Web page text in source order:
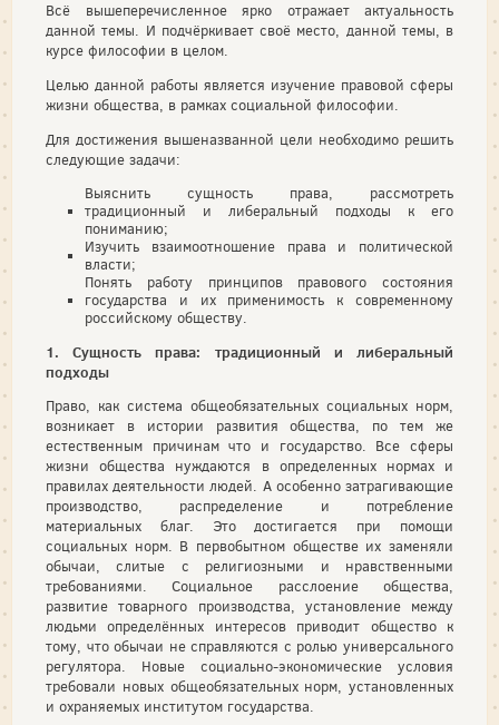
Всё вышеперечисленное ярко отражает актуальность
данной темы. И подчёркивает своё место, данной темы, в
курсе философии в целом.
Целью данной работы является изучение правовой сферы
жизни общества, в рамках социальной философии.
Для достижения вышеназванной цели необходимо решить
следующие задачи:
Выяснить сущность права, рассмотреть
традиционный и либеральный подходы к его
пониманию;
Изучить взаимоотношение права и политической
власти;
Понять работу принципов правового состояния
государства и их применимость к современному
российскому обществу.
1. Сущность права: традиционный и либеральный
подходы
Право, как система общеобязательных социальных норм,
возникает в истории развития общества, по тем же
естественным причинам что и государство. Все сферы
жизни общества нуждаются в определенных нормах и
правилах деятельности людей. А особенно затрагивающие
производство, распределение и потребление
материальных благ. Это достигается при помощи
социальных норм. В первобытном обществе их заменяли
обычаи, слитые с религиозными и нравственными
требованиями. Социальное расслоение общества,
развитие товарного производства, установление между
людьми определённых интересов приводит общество к
тому, что обычаи не справляются с ролью универсального
регулятора. Новые социально-экономические условия
требовали новых общеобязательных норм, установленных
и охраняемых институтом государства.